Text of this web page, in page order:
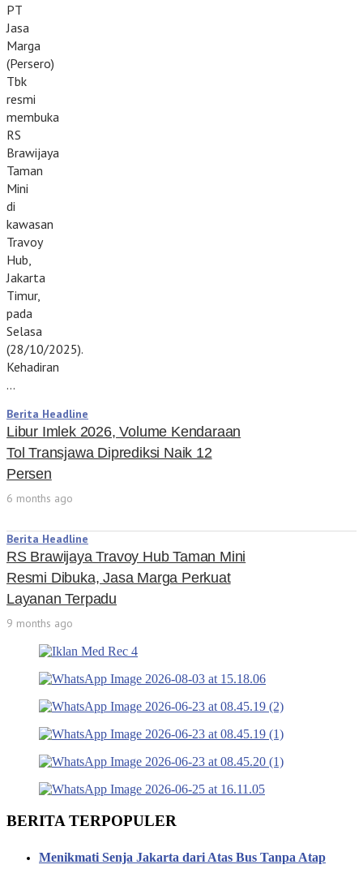
PT
Jasa
Marga
(Persero)
Tbk
resmi
membuka
RS
Brawijaya
Taman
Mini
di
kawasan
Travoy
Hub,
Jakarta
Timur,
pada
Selasa
(28/10/2025).
Kehadiran
…
Berita Headline
Libur Imlek 2026, Volume Kendaraan
Tol Transjawa Diprediksi Naik 12
Persen
6 months ago
Berita Headline
RS Brawijaya Travoy Hub Taman Mini
Resmi Dibuka, Jasa Marga Perkuat
Layanan Terpadu
9 months ago
BERITA TERPOPULER
Menikmati Senja Jakarta dari Atas Bus Tanpa Atap